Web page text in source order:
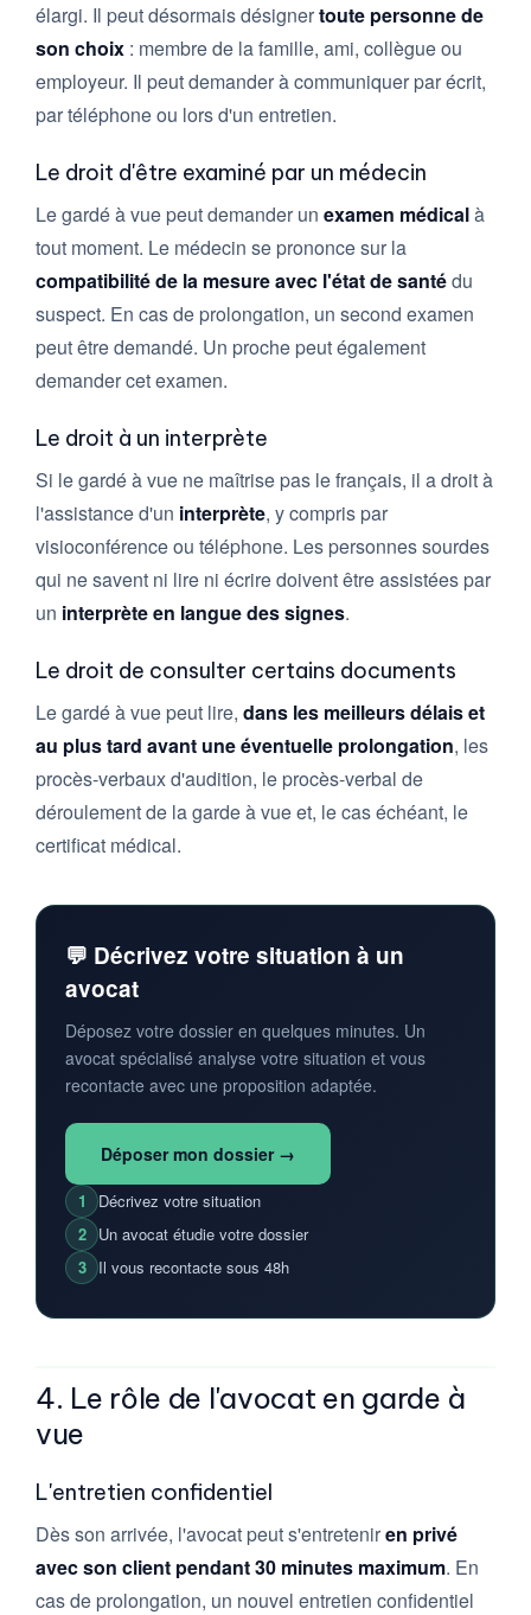
élargi. Il peut désormais désignertoute personne de
son choix : membre de la famille, ami, collègue ou
employeur. Il peut demander à communiquer par écrit,
par téléphone ou lors d'un entretien.
Le droit d'être examiné par un médecin
Le gardé à vue peut demander un examen médicalà
tout moment. Le médecin se prononce sur la
compatibilité de la mesure avec l'état de santédu
suspect. En cas de prolongation, un second examen
peut être demandé. Un proche peut également
demander cet examen.
Le droit à un interprète
Si le gardé à vue ne maîtrise pas le français, il a droit à
l'assistance d'un interprète, y compris par
visioconférence ou téléphone. Les personnes sourdes
qui ne savent ni lire ni écrire doivent être assistées par
un interprète en langue des signes.
Le droit de consulter certains documents
Le gardé à vue peut lire, dans les meilleurs délais et
au plus tard avant une éventuelle prolongation, les
procès-verbaux d'audition, le procès-verbal de
déroulement de la garde à vue et, le cas échéant, le
certificat médical.
💬 Décrivez votre situation à un
avocat
Déposez votre dossier en quelques minutes. Un
avocat spécialisé analyse votre situation et vous
recontacte avec une proposition adaptée.
Déposer mon dossier →
1
Décrivez votre situation
2
Un avocat étudie votre dossier
3
Il vous recontacte sous 48h
4. Le rôle de l'avocat en garde à
vue
L'entretien confidentiel
Dès son arrivée, l'avocat peut s'entreteniren privé
avec son client pendant 30 minutes maximum. En
cas de prolongation, un nouvel entretien confidentiel